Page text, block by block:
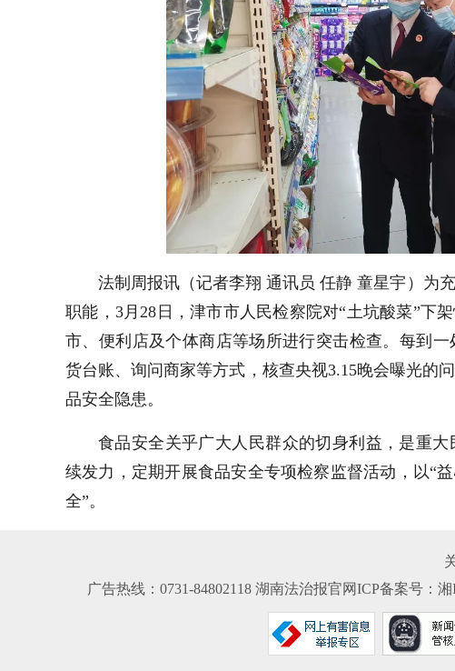
法制周报讯（记者李翔 通讯员 任静 童星宇） 为
职能，3月28日，津市市人民检察院对“土坑酸菜”下
市、便利店及个体商店等场所进行突击检查。每到
货台账、询问商家等方式，核查央视3.15晚会曝光的
品安全隐患。
食品安全关乎广大人民群众的切身利益，是重
续发力，定期开展食品安全专项检察监督活动，以“
全”。
广告热线：0731-84802118 湖南法治报官网ICP备案号： 湘